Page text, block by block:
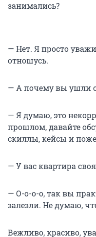
занимались?
— Нет. Я просто
отношусь.
— А почему вы ушли с
— Я думаю, это
прошлом, давайте
скиллы, кейсы и
— У вас квартира
— О-о-о-о, так вы
залезли. Не думаю,
Вежливо, красиво,